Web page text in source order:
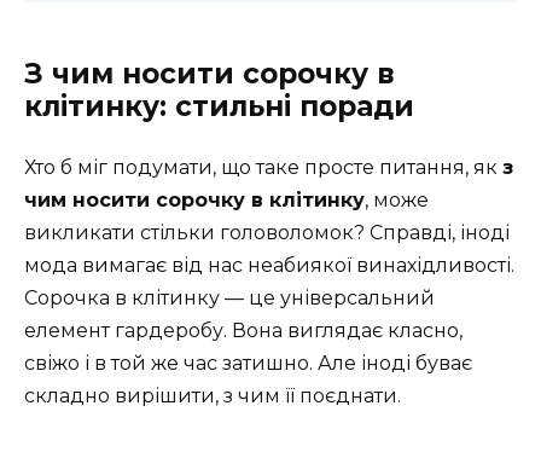
З чим носити сорочку в
клітинку: стильні поради
Хто б міг подумати, що таке просте питання, як з
чим носити сорочку в клітинку, може
викликати стільки головоломок? Справді, іноді
мода вимагає від нас неабиякої винахідливості.
Сорочка в клітинку — це універсальний
елемент гардеробу. Вона виглядає класно,
свіжо і в той же час затишно. Але іноді буває
складно вирішити, з чим її поєднати.